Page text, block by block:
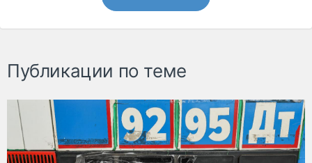
Публикации по теме